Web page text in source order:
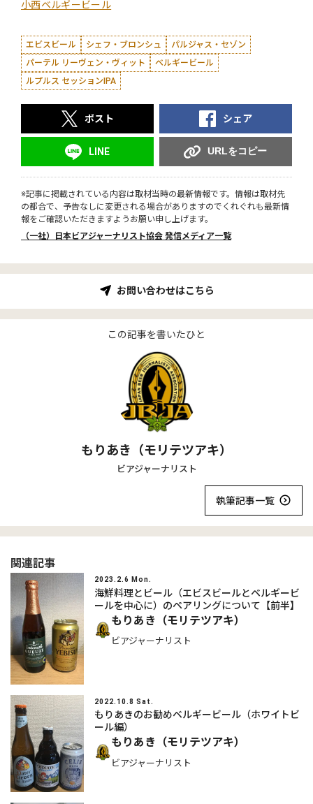
小西ベルギービール
エビスビール シェフ・ブロンシュ
パルジャス・セゾン
パーテル リーヴェン・ヴィット
ベルギービール
ルプルス セッションIPA
ポスト シェア
LINE URLをコピー
※記事に掲載されている内容は取材当時の最新情報です。情報は取材先
の都合で、予告なしに変更される場合がありますのでくれぐれも最新情
報をご確認いただきますようお願い申し上げます。
（一社）日本ビアジャーナリスト協会 発信メディア一覧
お問い合わせはこちら
この記事を書いたひと
もりあき（モリテツアキ）
ビアジャーナリスト
執筆記事一覧
関連記事
2023.2.6 Mon.
海鮮料理とビール（エビスビールとベルギービ
ールを中心に）のペアリングについて【前半】
もりあき（モリテツアキ）
ビアジャーナリスト
2022.10.8 Sat.
もりあきのお勧めベルギービール（ホワイトビ
ール編）
もりあき（モリテツアキ）
ビアジャーナリスト